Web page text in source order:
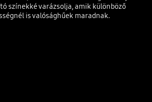
színekké varázsolja, amik különböző
is valósághűek maradnak.